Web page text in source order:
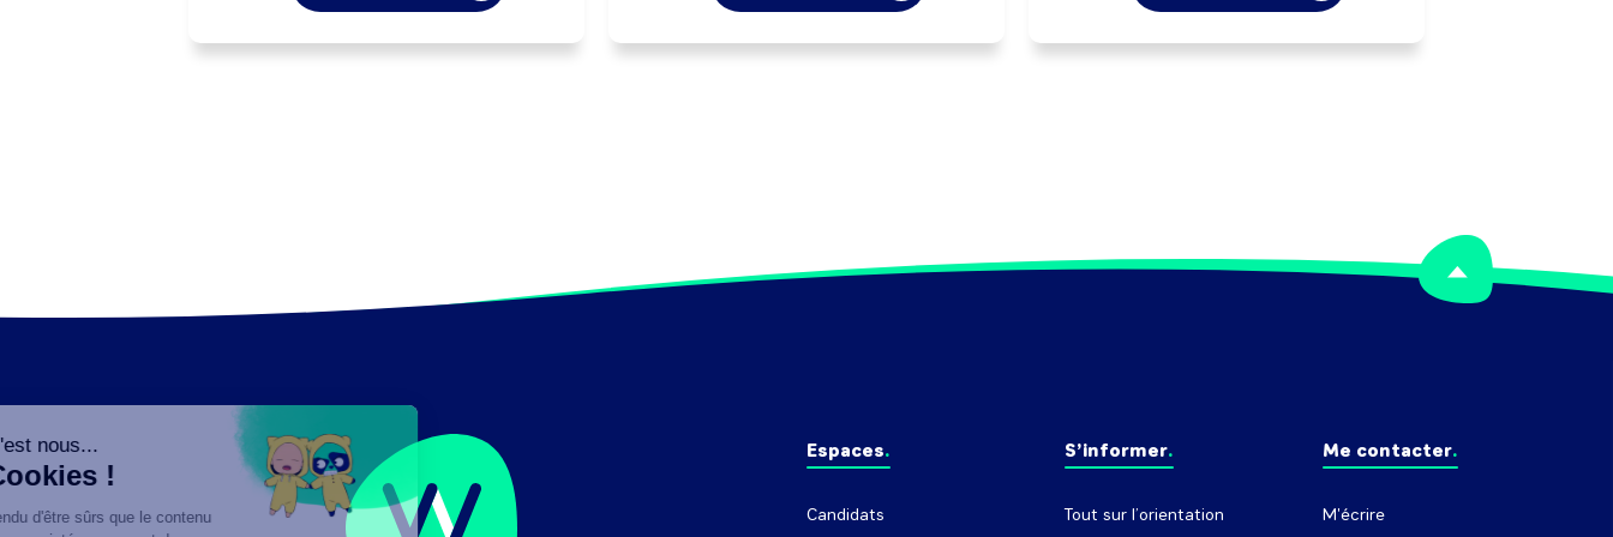
(radiothérapie, curiethérapie, ...).
conformité des produits en cours de
Peut réaliser des opérations manuelles
d'anomalie et de dysfonctionnement
(affinage des réglages, ...). Effectue les
Espaces
Candidats
S’informer
Tout sur l’orientation
Me contacter
M'écrire